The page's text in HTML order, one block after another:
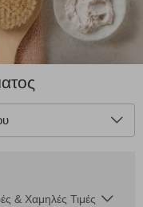
& Χαμηλές Τιμές